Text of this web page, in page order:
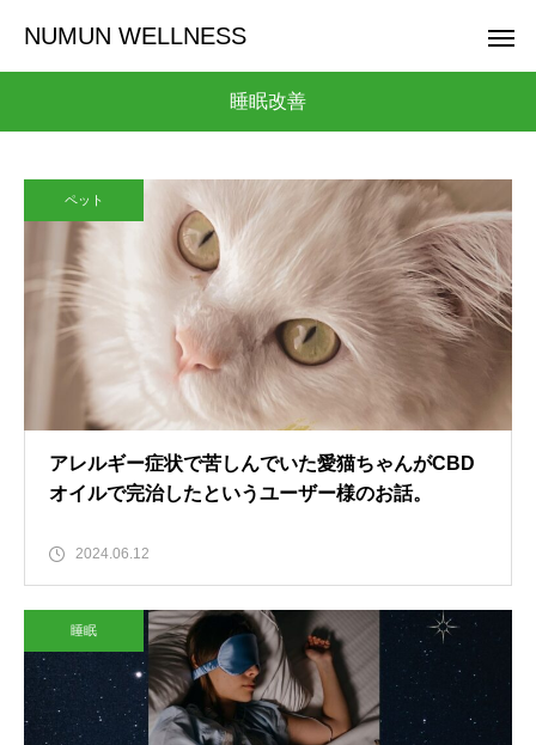
NUMUN WELLNESS
睡眠改善
ペット
アレルギー症状で苦しんでいた愛猫ちゃんがCBD
オイルで完治したというユーザー様のお話。
2024.06.12
睡眠